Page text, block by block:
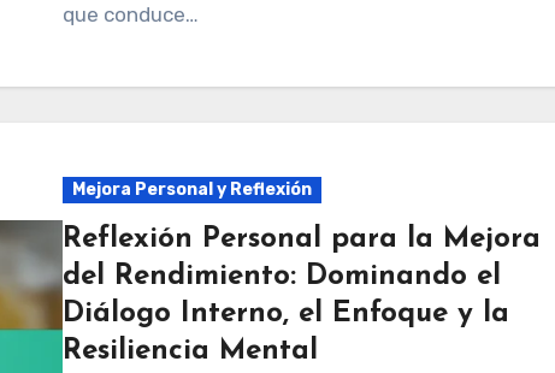
que conduce…
Mejora Personal y Reflexión
Reflexión Personal para la Mejora
del Rendimiento: Dominando el
Diálogo Interno, el Enfoque y la
Resiliencia Mental